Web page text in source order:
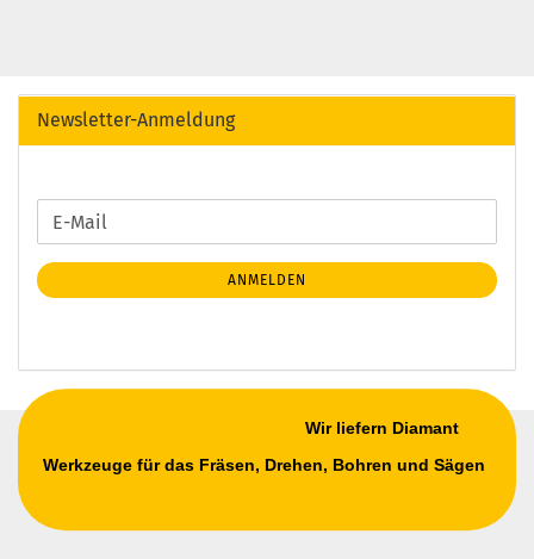
Newsletter-Anmeldung
WEITER
ZUR
NEWSLETTER-
ANMELDUNG
E-
Mail
ANMELDEN
Wir liefern Diamant
Werkzeuge für das Fräsen, Drehen, Bohren und Sägen